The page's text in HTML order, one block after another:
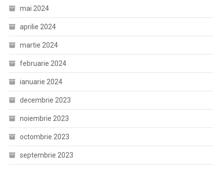
mai 2024
aprilie 2024
martie 2024
februarie 2024
ianuarie 2024
decembrie 2023
noiembrie 2023
octombrie 2023
septembrie 2023